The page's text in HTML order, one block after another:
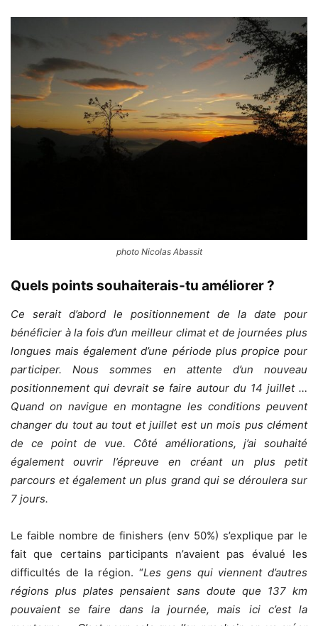
photo Nicolas Abassit
Quels points souhaiterais-tu améliorer ?
Ce serait d’abord le positionnement de la date pour
bénéficier à la fois d’un meilleur climat et de journées plus
longues mais également d’une période plus propice pour
participer. Nous sommes en attente d’un nouveau
positionnement qui devrait se faire autour du 14 juillet …
Quand on navigue en montagne les conditions peuvent
changer du tout au tout et juillet est un mois pus clément
de ce point de vue. Côté améliorations, j’ai souhaité
également ouvrir l’épreuve en créant un plus petit
parcours et également un plus grand qui se déroulera sur
7 jours.
Le faible nombre de finishers (env 50%) s’explique par le
fait que certains participants n’avaient pas évalué les
difficultés de la région. “Les gens qui viennent d’autres
régions plus plates pensaient sans doute que 137 km
pouvaient se faire dans la journée, mais ici c’est la